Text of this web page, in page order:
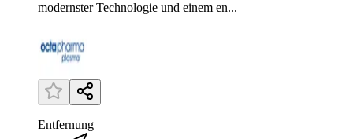
modernster Technologie und einem en...
Entfernung